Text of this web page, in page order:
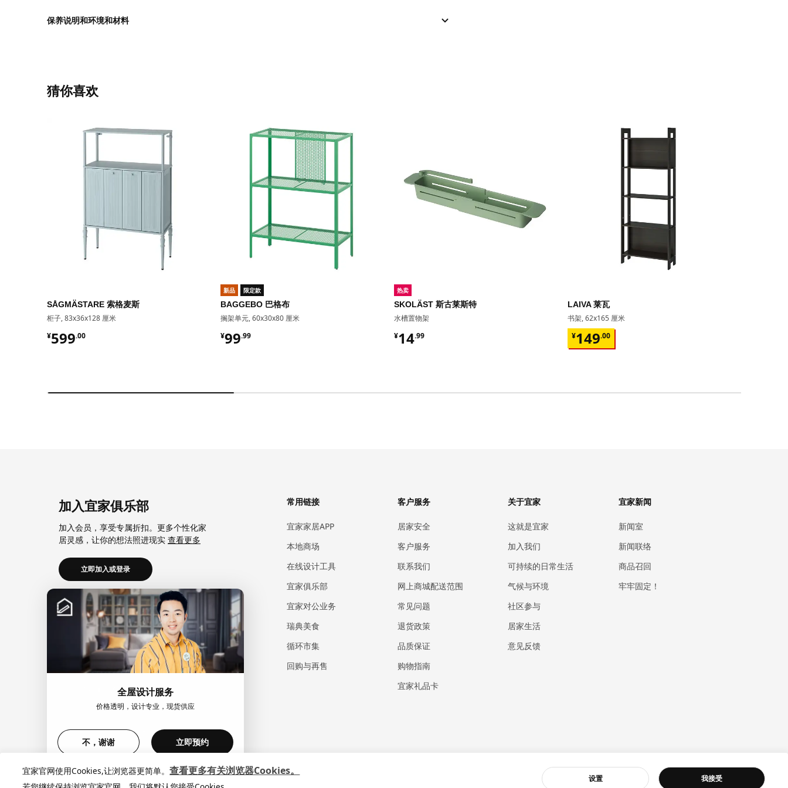
保养说明和环境和材料
猜你喜欢
SÅGMÄSTARE 索格麦斯
柜子, 83x36x128 厘米
¥599.00
¥ 599.00
新品 限定款
BAGGEBO 巴格布
搁架单元, 60x30x80 厘米
¥99.99
¥ 99.99
热卖
SKOLÄST 斯古莱斯特
水槽置物架
¥14.99
¥ 14.99
LAIVA 莱瓦
书架, 62x165 厘米
¥149.00
¥ 149.00
加入宜家俱乐部
加入会员，享受专属折扣。更多个性化家
居灵感，让你的想法照进现实 查看更多
立即加入或登录
加入宜家企业会员
加入企业会员，享受会员6大权益以及专属
折扣。助力中小微企业共同成长。查看更
立即加入或登录
常用链接
宜家家居APP
本地商场
在线设计工具
宜家俱乐部
宜家对公业务
瑞典美食
循环市集
回购与再售
客户服务
居家安全
客户服务
联系我们
网上商城配送范围
常见问题
退货政策
品质保证
购物指南
宜家礼品卡
关于宜家
这就是宜家
加入我们
可持续的日常生活
气候与环境
社区参与
居家生活
意见反馈
宜家新闻
新闻室
新闻联络
商品召回
牢牢固定！
© Inter IKEA Systems B.V. 1999-2026 隐私政策| 缺陷披露政策|使用条款
|
宜家AI购物助手算法 网信算备310104755117001240013号
宜家智能搜索生成合成算法 网信算备310104755117001250025号| Cookies设置 客服
全屋设计服务
价格透明，设计专业，现货供应
不，谢谢 立即预约
宜家官网使用Cookies,让浏览器更简单。查看更多有关浏览器Cookies。
设置 我接受